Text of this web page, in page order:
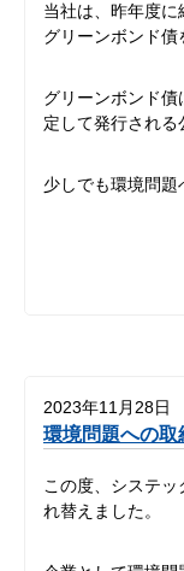
当社は、昨年度
グリーンボンド債
グリーンボンド
定して発行される
少しでも環境問題
2023年11月28日
環境問題への取
この度、システ
れ替えました。